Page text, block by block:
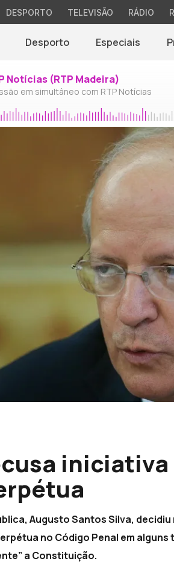
DESPORTO TELEVISÃO RÁDIO
Desporto Especiais
Notícias (RTP Madeira)
em simultâneo com RTP Notícias
iniciativa
Augusto Santos Silva,
no Código Penal em alguns
a Constituição.